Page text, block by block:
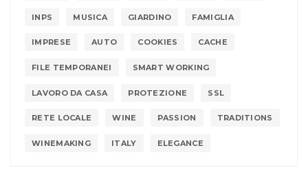
INPS MUSICA GIARDINO FAMIGLIA
IMPRESE AUTO COOKIES CACHE
FILE TEMPORANEI SMART WORKING
LAVORO DA CASA PROTEZIONE SSL
RETE LOCALE WINE PASSION TRADITIONS
WINEMAKING ITALY ELEGANCE